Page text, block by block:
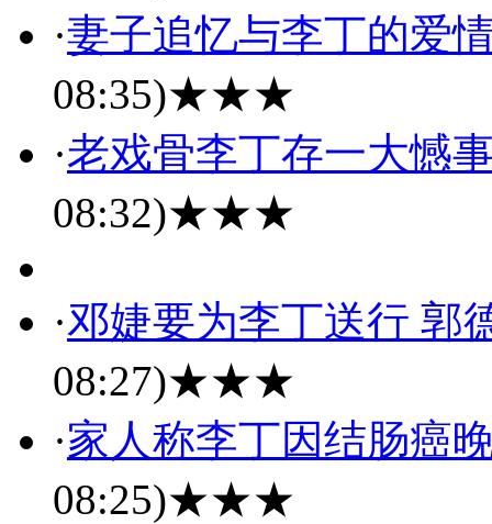
·妻子追忆与李丁的爱
08:35)★★★
·老戏骨李丁存一大憾
08:32)★★★
·邓婕要为李丁送行 郭
08:27)★★★
·家人称李丁因结肠癌
08:25)★★★